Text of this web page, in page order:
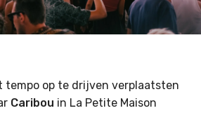
tempo op te drijven verplaatsten
Caribou in La Petite Maison